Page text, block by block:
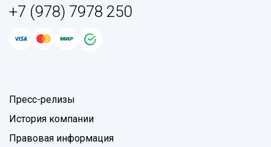
+7 (978) 7978 250
Пресс-релизы
История компании
Правовая информация